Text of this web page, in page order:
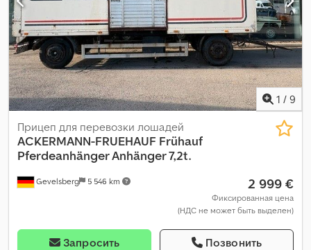
1 / 9
Gevelsberg 5 546 km
Прицеп для перевозки лошадей
ACKERMANN-FRUEHAUF Frühauf
Pferdeanhänger Anhänger 7,2t.
2 999 €
Фиксированная цена
(НДС не может быть выделен)
Запросить Позвонить